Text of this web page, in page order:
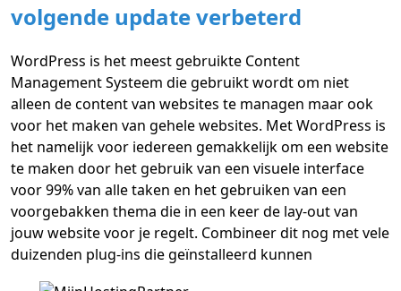
volgende update verbeterd
WordPress is het meest gebruikte Content
Management Systeem die gebruikt wordt om niet
alleen de content van websites te managen maar ook
voor het maken van gehele websites. Met WordPress is
het namelijk voor iedereen gemakkelijk om een website
te maken door het gebruik van een visuele interface
voor 99% van alle taken en het gebruiken van een
voorgebakken thema die in een keer de lay-out van
jouw website voor je regelt. Combineer dit nog met vele
duizenden plug-ins die geïnstalleerd kunnen